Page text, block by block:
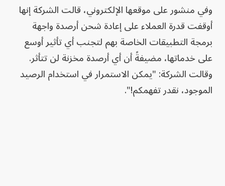
وفي منشور على موقعها الإلكتروني، قالت الشركة إنها
أوقفت قدرة العملاء على إعادة شحن أرصدة واجهة
برمجة التطبيقات الخاصة بهم لتجنب أي تأثير أوسع
على خدماتها، مضيفةً أن أي أرصدة مخزنة لن تتأثر.
وقالت الشركة: "يمكن الاستمرار في استخدام الرصيد
الموجود، نقدر تفهمكم!".